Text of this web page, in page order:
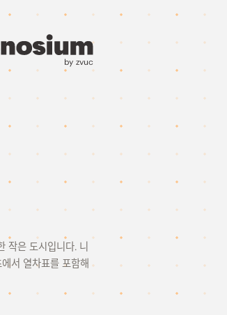
by zvuc
작은 도시입니다. 니
서 열차표를 포함해